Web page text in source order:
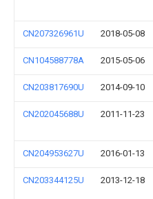
CN207326961U 2018-05-08
CN104588778A 2015-05-06
CN203817690U 2014-09-10
CN202045688U 2011-11-23
CN204953627U 2016-01-13
CN203344125U 2013-12-18